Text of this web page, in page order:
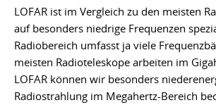
LOFAR ist im Vergleich zu den meisten
auf besonders niedrige Frequenzen
Radiobereich umfasst ja viele
meisten Radioteleskope arbeiten im
LOFAR können wir besonders
Radiostrahlung im Megahertz-Bereich